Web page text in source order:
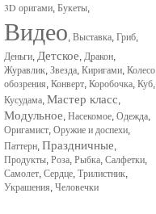
3D оригами, Букеты,
Видео, Выставка, Гриб,
Деньги, Детское, Дракон,
Журавлик, Звезда, Киригами, Колесо
обозрения, Конверт, Коробочка, Куб,
Кусудама, Мастер класс,
Модульное, Насекомое, Одежда,
Оригамист, Оружие и доспехи,
Паттерн, Праздничные,
Продукты, Роза, Рыбка, Салфетки,
Самолет, Сердце, Трилистник,
Украшения, Человечки